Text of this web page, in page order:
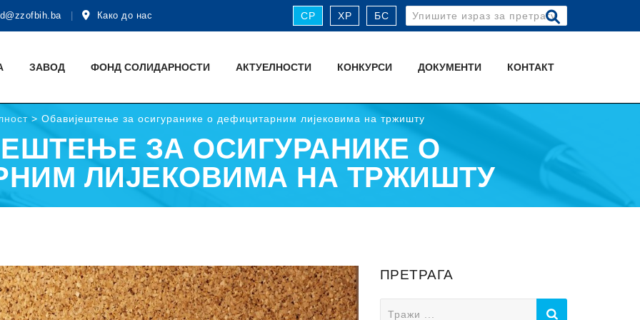
Како до нас СР ХР БС
Search
for:
ЗАВОД ФОНД СОЛИДАРНОСТИ АКТУЕЛНОСТИ КОНКУРСИ ДОКУМЕНТИ КОНТАКТ
> Обавијештење за осигуранике о дефицитарним лијековима на тржишту
ЗА ОСИГУРАНИКЕ О
ЛИЈЕКОВИМА НА ТРЖИШТУ
ПРЕТРАГА